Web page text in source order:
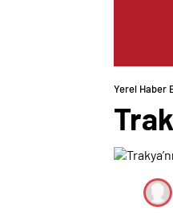
Yerel Haber